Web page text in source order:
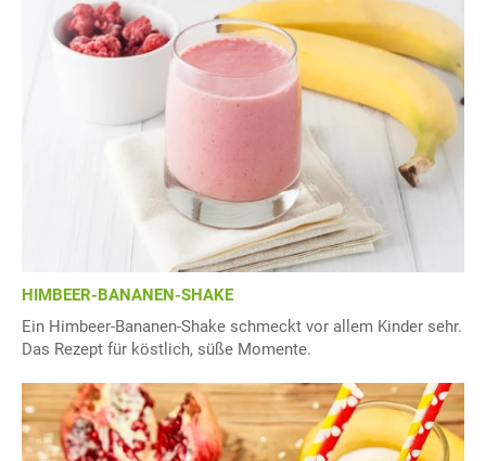
HIMBEER-BANANEN-SHAKE
Ein Himbeer-Bananen-Shake schmeckt vor allem Kinder sehr.
Das Rezept für köstlich, süße Momente.